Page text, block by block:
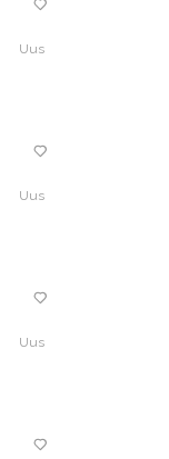
Uus
Uus
Uus